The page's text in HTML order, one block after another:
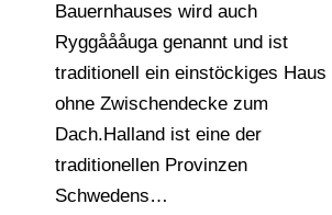
Bauernhauses wird auch
Ryggåååuga genannt und ist
traditionell ein einstöckiges Haus
ohne Zwischendecke zum
Dach.Halland ist eine der
traditionellen Provinzen
Schwedens…